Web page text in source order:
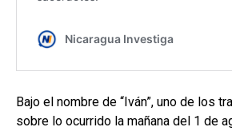
Bajo el nombre de “Iván”, uno de los
sobre lo ocurrido la mañana del 1 de